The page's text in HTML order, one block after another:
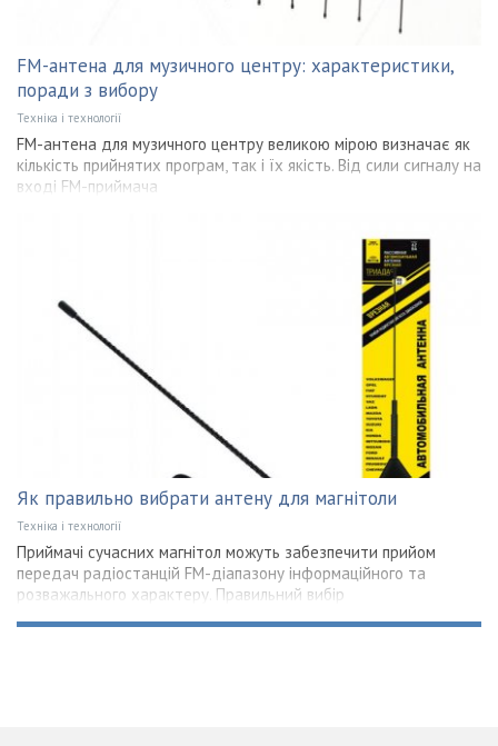
FM-антена для музичного центру: характеристики,
поради з вибору
Техніка і технології
FM-антена для музичного центру великою мірою визначає як
кількість прийнятих програм, так і їх якість. Від сили сигналу на
вході FM-приймача
Як правильно вибрати антену для магнітоли
Техніка і технології
Приймачі сучасних магнітол можуть забезпечити прийом
передач радіостанцій FM-діапазону інформаційного та
розважального характеру. Правильний вибір